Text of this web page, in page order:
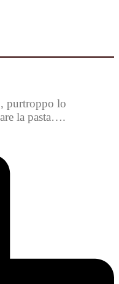
purtroppo lo
la pasta….